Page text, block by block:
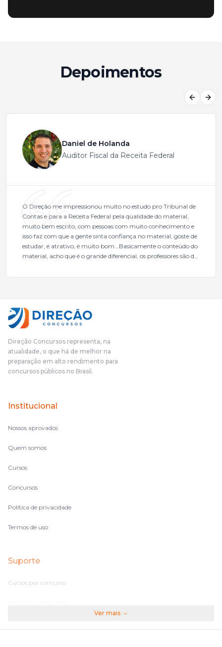
Depoimentos
Daniel de Holanda
Auditor Fiscal da Receita Federal
O Direção me impressionou muito no estudo pro Tribunal de
Contas e para a Receita Federal pela qualidade do material,
muito bem escrito, com pessoas com muito conhecimento e
isso faz com que a gente sinta confiança no material, goste de
estudar, é atrativo, é muito bom...Basicamente o conteúdo do
material, acho que é o grande diferencial, os professores são de
mais excelentes cargos da administração pública.Eu sempre
fundamental na minha derrota no ano passado para que eu
pudesse enxergar o que eu errei e corrigir minha rota.E além
das aulas vocês(Direção Concursos), que fizeram um
o aluno, além de ter que estudar, ele tem que perder tempo
fazendo um cronograma, num pós- edital é muito
complicado, é uma avalanche de informação, então vocês
terem feito isso é muito bacana, porque quando eu me sentia
no volume de matérias.
Direção Concursos representa, na
atualidade, o que há de melhor na
preparação em alto rendimento para
concursos públicos no Brasil.
Institucional
Nossos aprovados
Quem somos
Cursos
Concursos
Política de privacidade
Termos de uso
Suporte
Cursos por concurso
Ver mais